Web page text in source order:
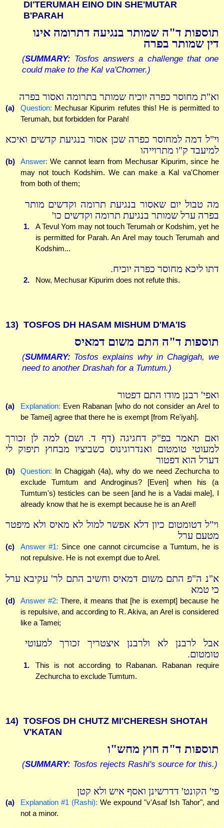
DI'TERUMAH EINO DIN SHE'MUTAR
B'PARAH
תוספות ד"ה שמותר בנגיעה דתרומה אינו
דין שמותר בפרה
(SUMMARY: Tosfos answers a challenge that one
could make to the Kal va'Chomer.)
וא"ת מחוסר כפרה יוכיח שמותר בתרומה ואסור בפרה
(a) Question: Mechusar Kipurim refutes this! He is permitted to
Terumah, but forbidden for Parah!
וי"ל דמה למחוסר כפרה שכן אסור בנגיעת קדשים ואיכא
למיעבד ק"ו מתרוייהו
(b) Answer: We cannot learn from Mechusar Kipurim, since he
may not touch Kodshim. We can make a Kal va'Chomer
from both of them;
מה טבול יום שאסור בנגיעת תרומה וקדשים מותר
בפרה ערל שמותר בנגיעת תרומה וקדשים כו'
1.
A Tevul Yom may not touch Terumah or Kodshim, yet he
is permitted for Parah. An Arel may touch Terumah and
Kodshim...
דתו ליכא מחוסר כפרה יוכיח.
2. Now, Mechusar Kipurim does not refute this.
13) TOSFOS DH HASAM MISHUM D'MA'IS
תוספות ד"ה התם משום דמאיס
(SUMMARY: Tosfos explains why in Chagigah, we
need to another Drashah for a Tumtum.)
ואפי' רבנן מודו התם דפטור
(a) Explanation: Even Rabanan [who do not consider an Arel to
be Tamei] agree that there he is exempt [from Re'iyah].
ואם תאמר בפ"ק דחגיגה (דף ד. ושם) למה לן זכורך
למעוטי טומטום ואנדרוגינוס כשביציו מבחוץ תיפוק לי
דערל הוא דפטור
(b) Question: In Chagigah (4a), why do we need Zechurcha to
exclude Tumtum and Androginus? [Even] when his (a
Tumtum's) testicles can be seen [and he is a Vadai male], I
already know that he is exempt because he is an Arel!
וי"ל דטומטום כיון דלא אפשר למול לא מאיס ולא מיפטר
מטעם ערל
(c) Answer #1: Since one cannot circumcise a Tumtum, he is
not repulsive. He is not exempt due to Arel.
א"נ ה"פ התם משום דמאיס וחשיב התם לר' עקיבא ערל
כי טמא
(d) Answer #2: There, it means that [he is exempt] because he
is repulsive, and according to R. Akiva, an Arel is considered
like a Tamei;
אבל לרבנן לא ולרבנן איצטריך זכורך למעוטי
טומטום.
1.
This is not according to Rabanan. Rabanan require
Zechurcha to exclude Tumtum.
14) TOSFOS DH CHUTZ MI'CHERESH SHOTAH
V'KATAN
תוספות ד"ה חוץ מחש"ו
(SUMMARY: Tosfos rejects Rashi's source for this.)
פי' הקונט' דדרשינן ואסף איש ולא קטן
(a) Explanation #1 (Rashi): We expound "v'Asaf Ish Tahor", and
not a minor.